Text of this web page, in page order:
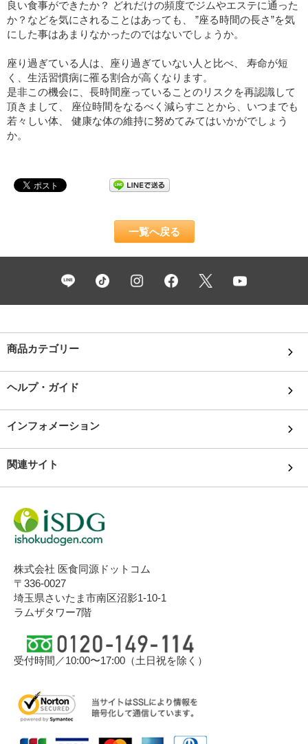
良い食事ができたか？ どれだけの頻度でジムやエステに通った
か？などを気にされることはあっても、 ”座る時間の長さ”を気
にした事はあまりなかったのではないでしょうか。
座り過ぎている人は、座り過ぎていない人と比べ、 寿命が短
く、生活習慣病に罹る割合が高くなります。
是非この機会に、長時間座っていることのリスクを再認識して
頂きまして、 座位時間をなるべく減らすことから、いつまでも
若々しい体、 健康な体の維持に努めてみてはいかがでしょう
か。
一覧へ戻る
商品カテゴリー
ヘルプ・ガイド
インフォメーション
関連サイト
株式会社 医食同源ドットコム
〒336-0027
埼玉県さいたま市南区沼影1-10-1
ラムザタワー7階
受付時間／10:00〜17:00（土日祝を除く）